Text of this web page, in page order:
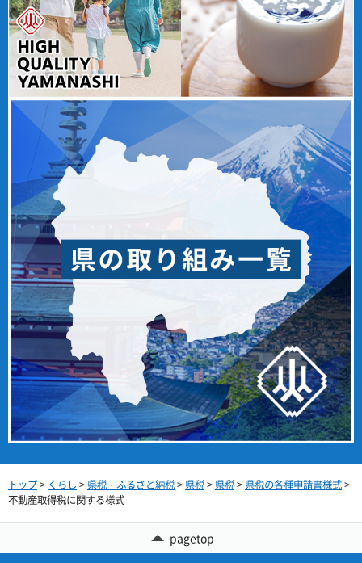
トップ> くらし > 県税・ふるさと納税> 県税> 県税> 県税の各種申請書様式>
不動産取得税に関する様式
pagetop